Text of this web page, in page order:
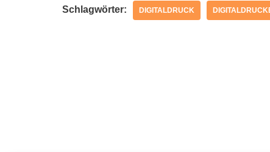
Schlagwörter: DIGITALDRUCK